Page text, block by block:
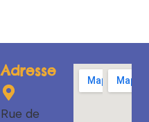
Adresse
Rue de